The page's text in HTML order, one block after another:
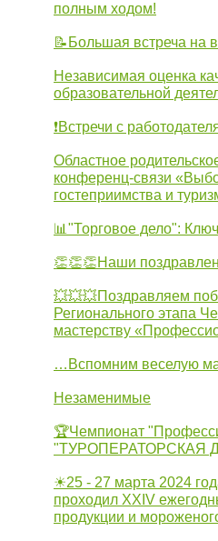
полным ходом!
📝Большая встреча на
Независимая оценка
образовательной
❗Встречи с
Областное
конференц-связи
гостеприимства и
📊"Торговое дело":
👏👏👏Наши
💥💥💥Поздравляем
Регионального этапа
мастерству
…Вспомним веселую
Незаменимые
🏆Чемпионат
"ТУРОПЕРАТОРСКАЯ
☀25 - 27 марта 2024
проходил XXIV
продукции и